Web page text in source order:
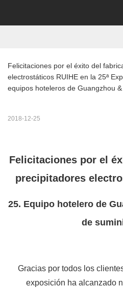
Felicitaciones por el éxito del
electrostáticos RUIHE en la 25ª
equipos hoteleros de Guangzhou &
2018-12-25
Felicitaciones por el
precipitadores
25. Equipo hotelero de
de
Gracias por todos los
exposición ha alcanzado